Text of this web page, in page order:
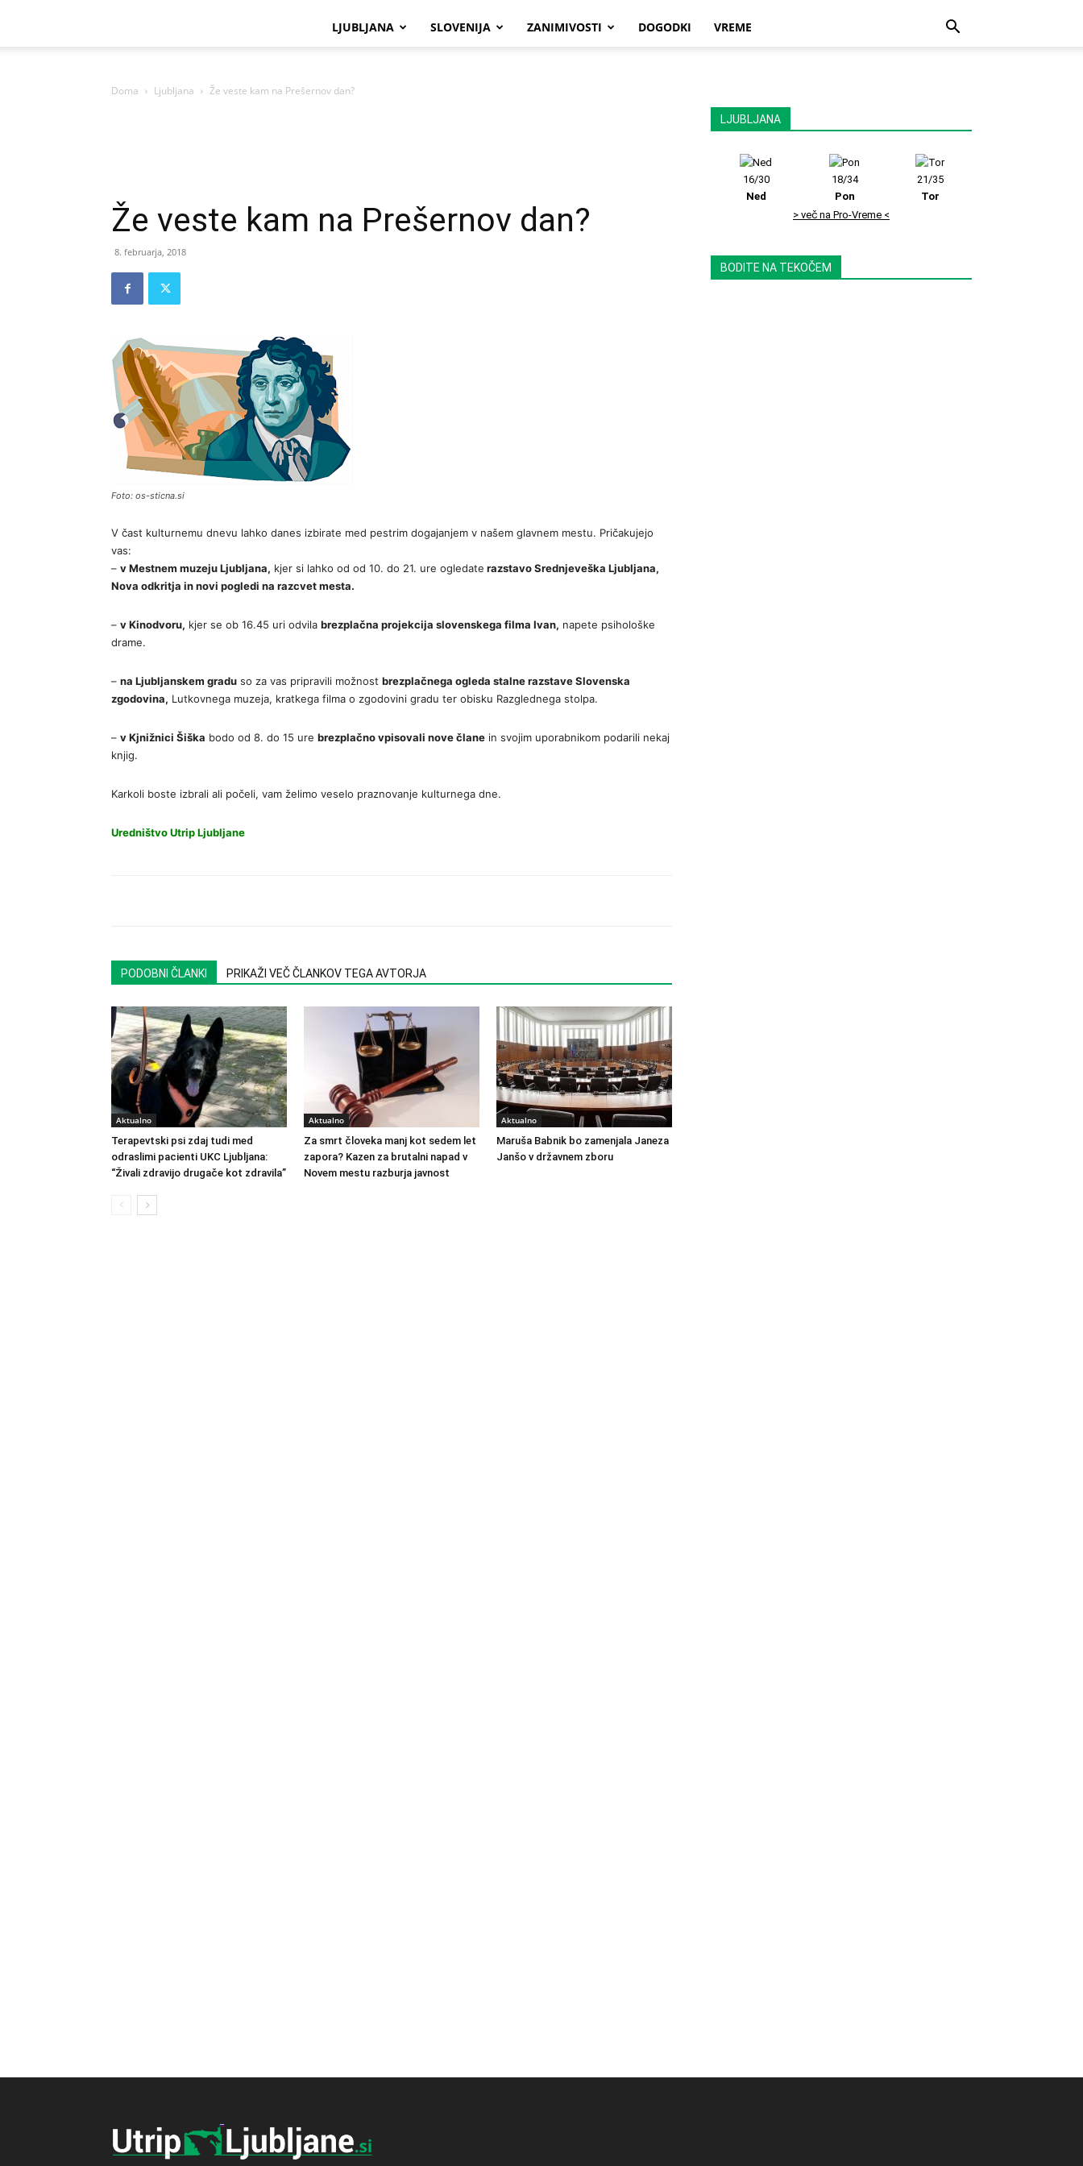
LJUBLJANA SLOVENIJA ZANIMIVOSTI DOGODKI VREME
Doma Ljubljana Že veste kam na Prešernov dan?
Že veste kam na Prešernov dan?
8. februarja, 2018
Foto: os-sticna.si
V čast kulturnemu dnevu lahko danes izbirate med pestrim dogajanjem v našem glavnem mestu. Pričakujejo
vas:
– v Mestnem muzeju Ljubljana, kjer si lahko od od 10. do 21. ure ogledate razstavo Srednjeveška Ljubljana,
Nova odkritja in novi pogledi na razcvet mesta.
– v Kinodvoru, kjer se ob 16.45 uri odvila brezplačna projekcija slovenskega filma Ivan, napete psihološke
drame.
– na Ljubljanskem gradu so za vas pripravili možnost brezplačnega ogleda stalne razstave Slovenska
zgodovina, Lutkovnega muzeja, kratkega filma o zgodovini gradu ter obisku Razglednega stolpa.
– v Kjnižnici Šiška bodo od 8. do 15 ure brezplačno vpisovali nove člane in svojim uporabnikom podarili nekaj
knjig.
Karkoli boste izbrali ali počeli, vam želimo veselo praznovanje kulturnega dne.
Uredništvo Utrip Ljubljane
PODOBNI ČLANKI PRIKAŽI VEČ ČLANKOV TEGA AVTORJA
Aktualno
Terapevtski psi zdaj tudi med
odraslimi pacienti UKC Ljubljana:
“Živali zdravijo drugače kot zdravila”
Aktualno
Za smrt človeka manj kot sedem let
zapora? Kazen za brutalni napad v
Novem mestu razburja javnost
Aktualno
Maruša Babnik bo zamenjala Janeza
Janšo v državnem zboru
LJUBLJANA
16/30
Ned
18/34
Pon
21/35
Tor
> več na Pro-Vreme <
BODITE NA TEKOČEM